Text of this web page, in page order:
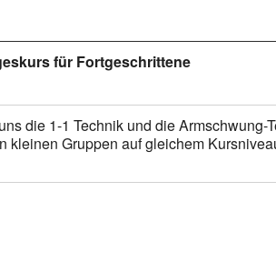
für Fortgeschrittene
die 1-1 Technik und die
Gruppen auf gleichem